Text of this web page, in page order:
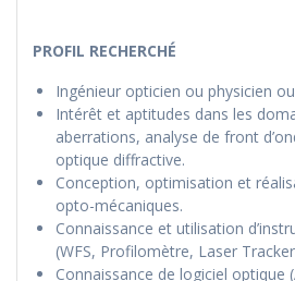
PROFIL RECHERCHÉ
Ingénieur opticien ou physicien
Intérêt et aptitudes dans les
aberrations, analyse de front
optique diffractive.
Conception, optimisation et
opto-mécaniques.
Connaissance et utilisation
(WFS, Profilomètre, Laser
Connaissance de logiciel optique